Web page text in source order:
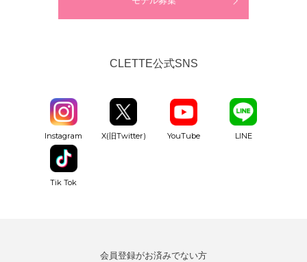
CLETTE公式SNS
Instagram X(旧Twitter) YouTube LINE
Tik Tok
会員登録がお済みでない方